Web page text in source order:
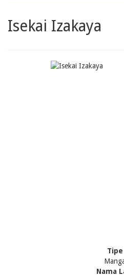
Isekai Izakaya
Tipe
Nama